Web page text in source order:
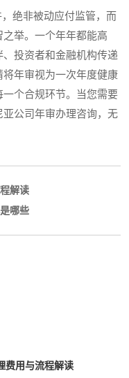
绝非被动应付监管，而
举。一个年年都能高
投资者和金融机构传递
年审视为一次年度健康
个合规环节。当您需要
公司年审办理咨询，无
解读
哪些
费用与流程解读